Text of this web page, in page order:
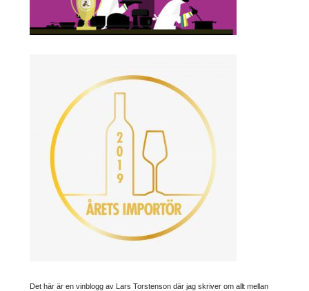
Det här är en vinblogg av Lars Torstenson där jag skriver om allt mellan